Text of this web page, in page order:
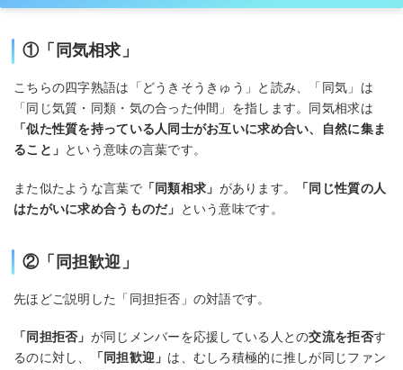
①「同気相求」
こちらの四字熟語は「どうきそうきゅう」と読み、「同気」は
「同じ気質・同類・気の合った仲間」を指します。同気相求は
「似た性質を持っている人同士がお互いに求め合い、自然に集ま
ること」 という意味の言葉です。
また似たような言葉で「同類相求」 があります。
「同じ性質の人
はたがいに求め合うものだ」
という意味です。
②「同担歓迎」
先ほどご説明した「同担拒否」の対語です。
「同担拒否」 が同じメンバーを応援している人との交流を拒否す
るのに対し、
「同担歓迎」 は、むしろ積極的に推しが同じファン